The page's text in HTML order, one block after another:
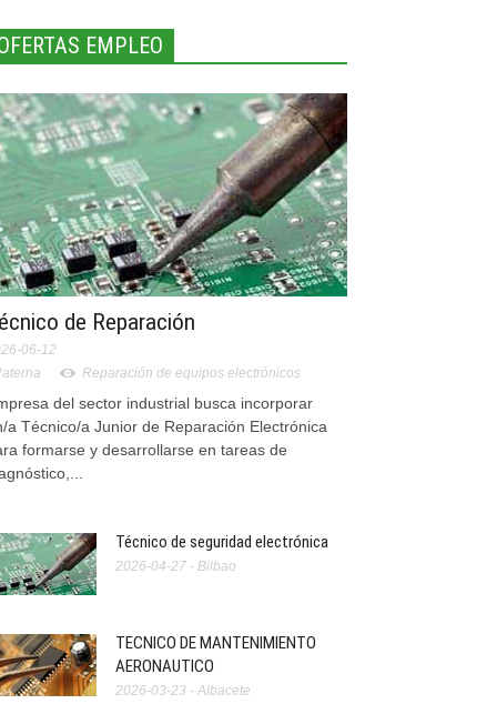
EMPLEO
de Reparación
06-12
Reparación de equipos electrónicos
del sector industrial busca incorporar
a Técnico/a Junior de Reparación Electrónica
formarse y desarrollarse en tareas de
Técnico de seguridad electrónica
2026-04-27 - Bilbao
TECNICO DE MANTENIMIENTO
AERONAUTICO
2026-03-23 - Albacete